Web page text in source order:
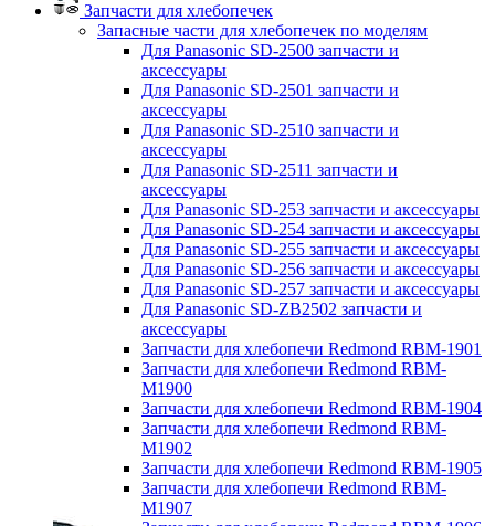
Запчасти для хлебопечек
Запасные части для хлебопечек по моделям
Для Panasonic SD-2500 запчасти и
аксессуары
Для Panasonic SD-2501 запчасти и
аксессуары
Для Panasonic SD-2510 запчасти и
аксессуары
Для Panasonic SD-2511 запчасти и
аксессуары
Для Panasonic SD-253 запчасти и аксессуары
Для Panasonic SD-254 запчасти и аксессуары
Для Panasonic SD-255 запчасти и аксессуары
Для Panasonic SD-256 запчасти и аксессуары
Для Panasonic SD-257 запчасти и аксессуары
Для Panasonic SD-ZB2502 запчасти и
аксессуары
Запчасти для хлебопечи Redmond RBM-1901
Запчасти для хлебопечи Redmond RBM-
M1900
Запчасти для хлебопечи Redmond RBM-1904
Запчасти для хлебопечи Redmond RBM-
M1902
Запчасти для хлебопечи Redmond RBM-1905
Запчасти для хлебопечи Redmond RBM-
M1907